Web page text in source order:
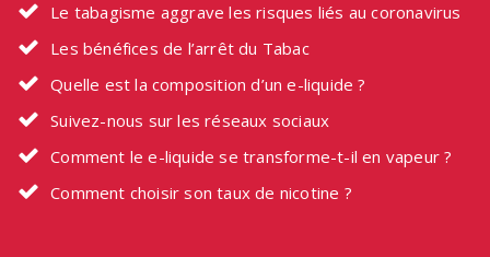
Le tabagisme aggrave les risques liés au coronavirus
Les bénéfices de l’arrêt du Tabac
Quelle est la composition d’un e-liquide ?
Suivez-nous sur les réseaux sociaux
Comment le e-liquide se transforme-t-il en vapeur ?
Comment choisir son taux de nicotine ?